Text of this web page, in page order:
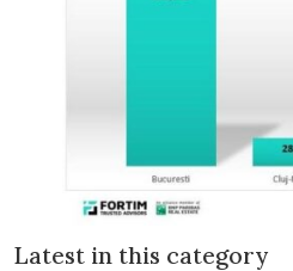
Latest in this category